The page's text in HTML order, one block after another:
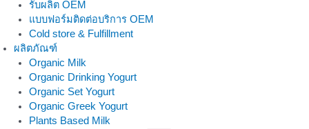
รับผลิต OEM
แบบฟอร์มติดต่อบริการ OEM
Cold store & Fulfillment
ผลิตภัณฑ์
Organic Milk
Organic Drinking Yogurt
Organic Set Yogurt
Organic Greek Yogurt
Plants Based Milk